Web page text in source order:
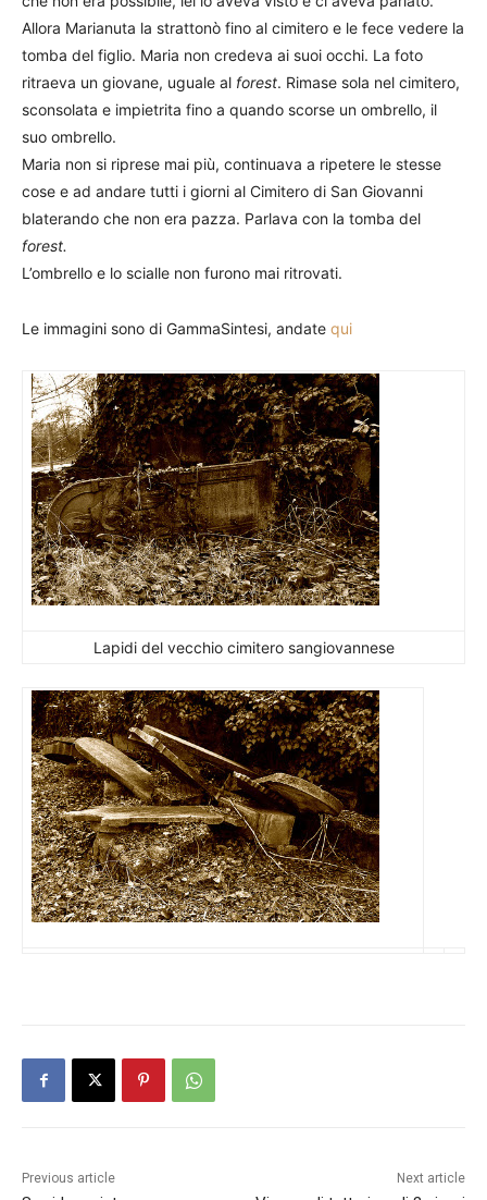
Allora Marianuta la strattonò fino al cimitero e le fece vedere la
tomba del figlio. Maria non credeva ai suoi occhi. La foto
ritraeva un giovane, uguale al forest. Rimase sola nel cimitero,
sconsolata e impietrita fino a quando scorse un ombrello, il
suo ombrello.
Maria non si riprese mai più, continuava a ripetere le stesse
cose e ad andare tutti i giorni al Cimitero di San Giovanni
blaterando che non era pazza. Parlava con la tomba del
forest.
L’ombrello e lo scialle non furono mai ritrovati.
Le immagini sono di GammaSintesi, andate qui
Lapidi del vecchio cimitero sangiovannese
Previous article Next article